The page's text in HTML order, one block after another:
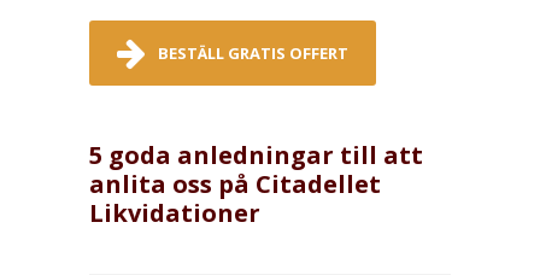
BESTÄLL GRATIS OFFERT
5 goda anledningar till att
anlita oss på Citadellet
Likvidationer